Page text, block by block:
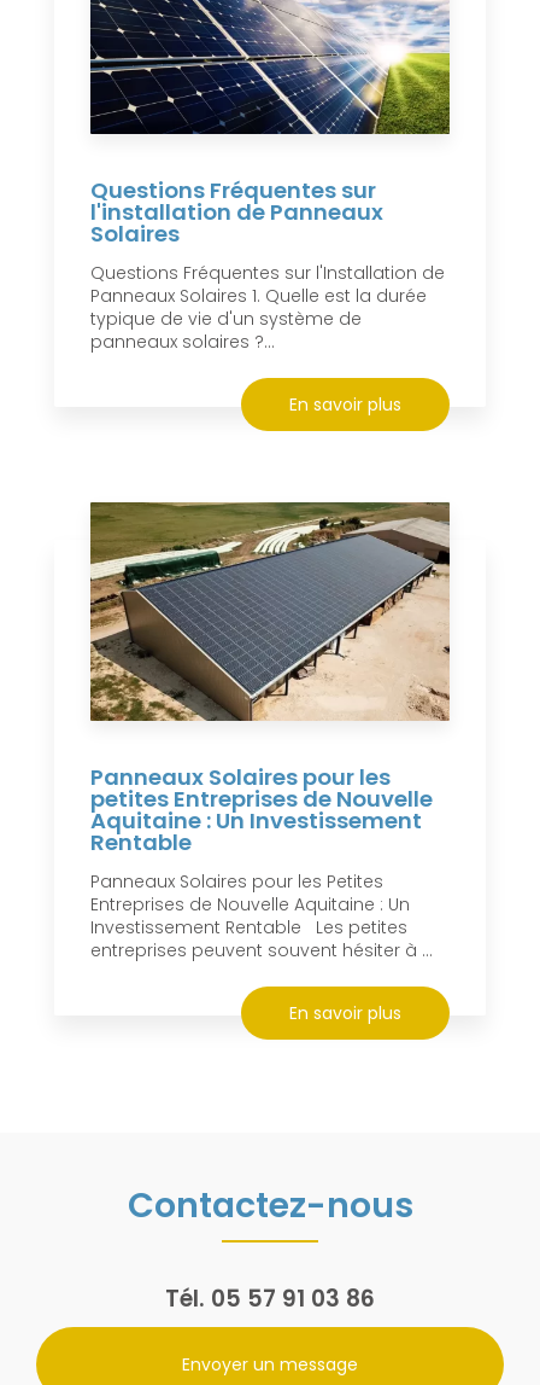
Questions Fréquentes sur
l'installation de Panneaux
Solaires
Questions Fréquentes sur l'Installation de
Panneaux Solaires 1. Quelle est la durée
typique de vie d'un système de
panneaux solaires ?...
En savoir plus
Panneaux Solaires pour les
petites Entreprises de Nouvelle
Aquitaine : Un Investissement
Rentable
Panneaux Solaires pour les Petites
Entreprises de Nouvelle Aquitaine : Un
Investissement Rentable Les petites
entreprises peuvent souvent hésiter à ...
En savoir plus
Contactez-nous
Tél. 05 57 91 03 86
Envoyer un message